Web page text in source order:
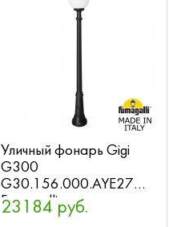
Уличный фонарь Gigi
G300
G30.156.000.AYE27
Fumagalli
23184 руб.